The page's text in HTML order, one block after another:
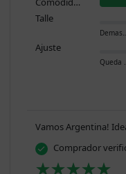
Talle
Ajuste
Vamos Argentina!
Comprador